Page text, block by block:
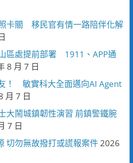
卡關 移民官有情一路陪伴化解
區處提前部署 1911、APP通
8 月 7 日
！ 敏實科大全面邁向AI Agent
月 7 日
大鬧城鎮韌性演習 前鎮警鐵腕
7 日
切勿無故撥打或謊報案件2026